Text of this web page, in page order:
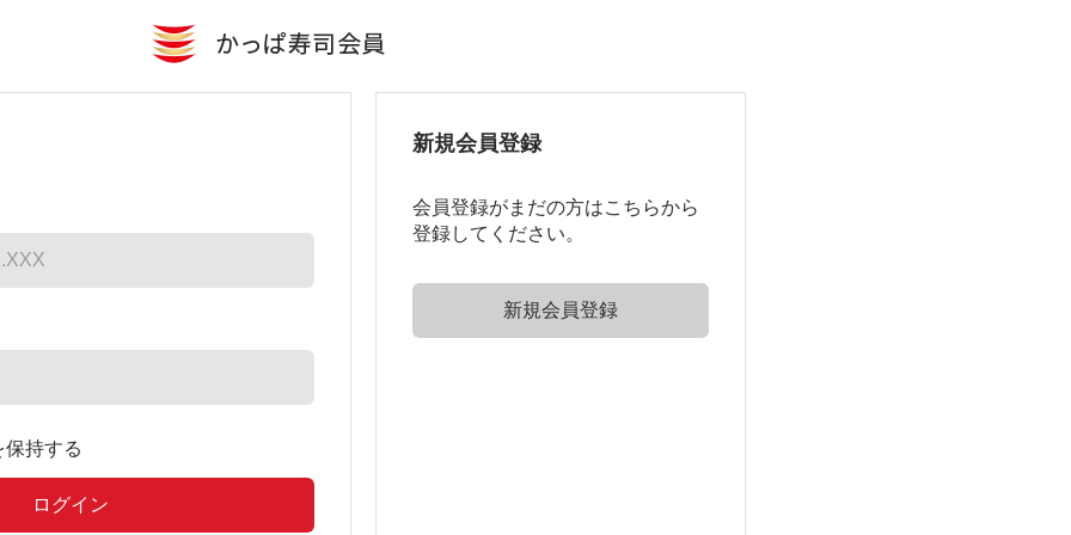
持する
新規会員登録
会員登録がまだの方はこちらから
登録してください。